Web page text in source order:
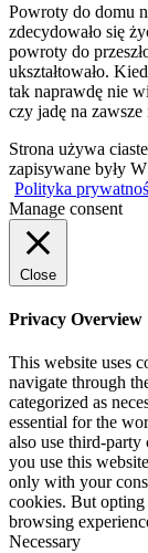
Powroty do domu
zdecydowało się
powroty do
ukształtowało.
tak naprawdę nie
czy jadę na
Strona używa
zapisywane były
Polityka
Manage consent
Close
Privacy Overview
This website uses
navigate through
categorized as
essential for the
also use third-party
you use this
only with your
cookies. But
browsing
Necessary